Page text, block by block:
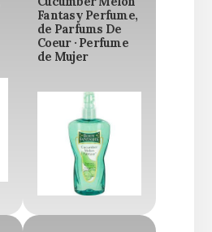
Fantasy Perfume,
de Parfums De
Coeur · Perfume
de Mujer